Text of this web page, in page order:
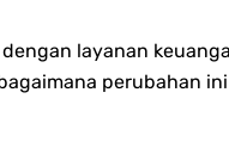
layanan
perubahan